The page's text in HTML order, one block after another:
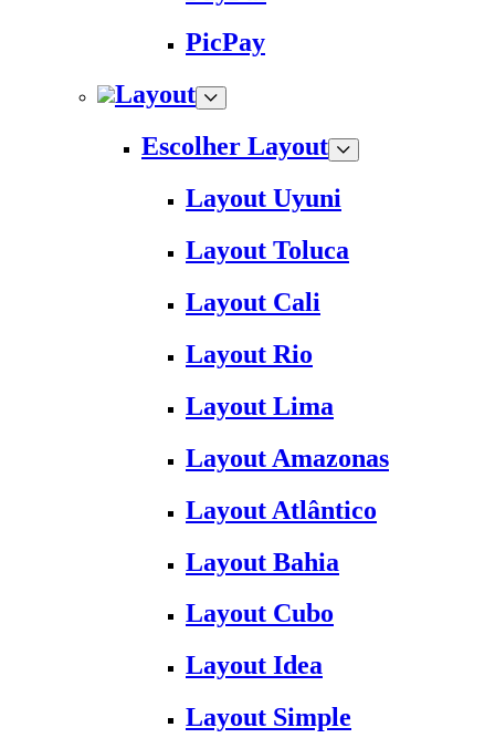
PicPay
Layout
Escolher Layout
Layout Uyuni
Layout Toluca
Layout Cali
Layout Rio
Layout Lima
Layout Amazonas
Layout Atlântico
Layout Bahia
Layout Cubo
Layout Idea
Layout Simple